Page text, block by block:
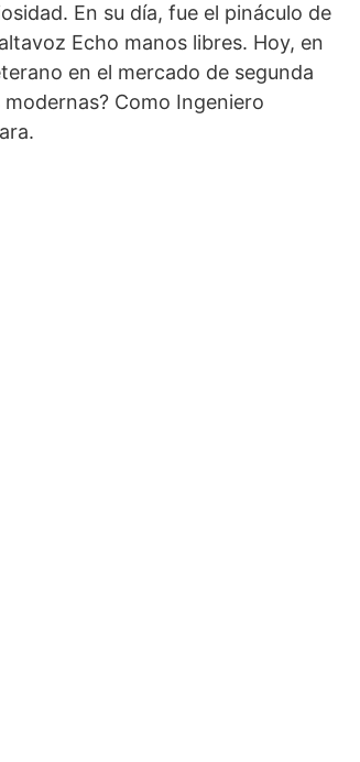
En su día, fue el pináculo de
Echo manos libres. Hoy, en
en el mercado de segunda
Como Ingeniero